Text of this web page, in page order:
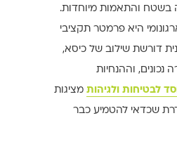
בשטח והתאמות מיוחדות.
היא פרמטר תקציבי
דורשת שילוב של כיסא,
נכונים, וההנחיות
לבטיחות ולגיהות מציגות
שכדאי להטמיע כבר